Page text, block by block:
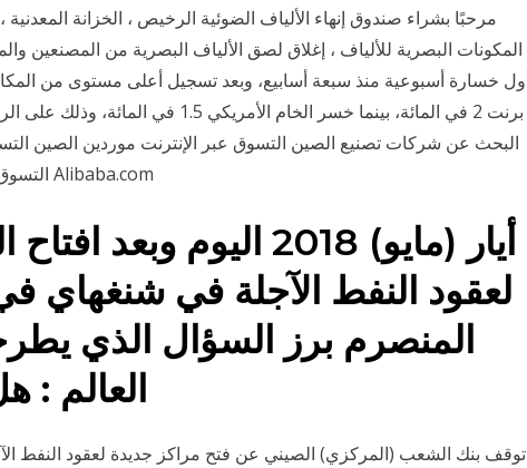
مرحبًا بشراء صندوق إنهاء الألياف الضوئية الرخيص ، الخزانة المعدنية
المكونات البصرية للألياف ، إغلاق لصق الألياف البصرية من المصنعين
برنت 2 في المائة، بينما خسر الخام
البحث عن شركات تصنيع الصين التسوق عبر الإنترنت موردين الصين
التسوق عبر الإنترنت بأفضل الأسعار في Alibaba.com
المنصرم برز السؤال الذي
توقف بنك الشعب (المركزي) الصيني عن فتح مراكز جديدة لعقود النفط